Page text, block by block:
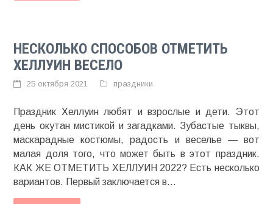
НЕСКОЛЬКО СПОСОБОВ ОТМЕТИТЬ
ХЕЛЛУИН ВЕСЕЛО
25 октября 2021 праздники
Праздник Хеллуин любят и взрослые и дети. Этот
день окутан мистикой и загадками. Зубастые тыквы,
маскарадные костюмы, радость и веселье — вот
малая доля того, что может быть в этот праздник.
КАК ЖЕ ОТМЕТИТЬ ХЕЛЛУИН 2022? Есть несколько
вариантов. Первый заключается в...